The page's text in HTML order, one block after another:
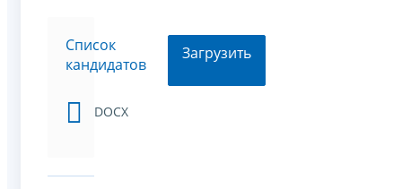
Список
кандидатов
DOCX
Загрузить